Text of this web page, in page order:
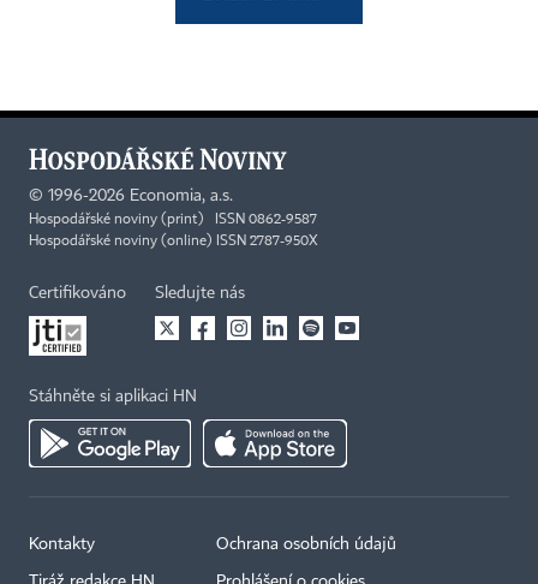
© 1996-2026 Economia, a.s.
Hospodářské noviny (print) ISSN 0862-9587
Hospodářské noviny (online) ISSN 2787-950X
Certifikováno Sledujte nás
Stáhněte si aplikaci HN
Kontakty Ochrana osobních údajů